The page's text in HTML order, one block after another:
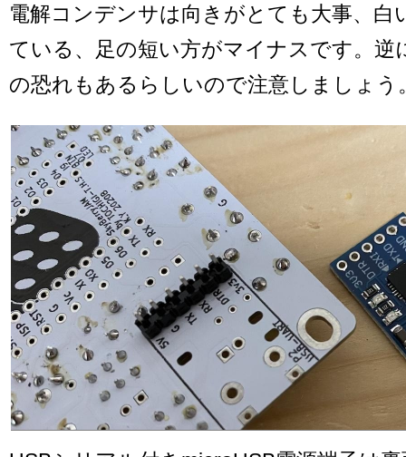
電解コンデンサは向きがとても大事、白
ている、足の短い方がマイナスです。逆
の恐れもあるらしいので注意しましょう